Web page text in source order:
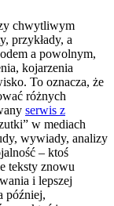
chwytliwym
przykłady, a
a powolnym,
kojarzenia
To oznacza, że
różnych
serwis z
w mediach
wywiady, analizy
– ktoś
teksty znowu
i lepszej
później,